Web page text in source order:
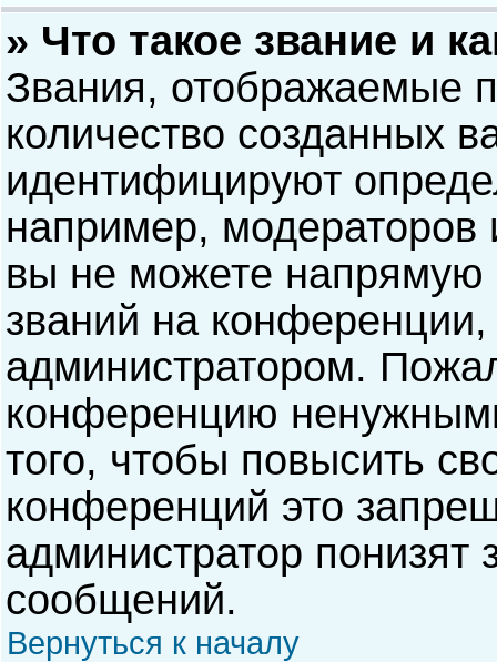
» Что такое звание и
Звания, отображаемые
количество созданных
идентифицируют
например,
вы не можете напрямую
званий на
администратором.
конференцию
того, чтобы повысить
конференций это
администратор понизят
сообщений.
Вернуться к началу